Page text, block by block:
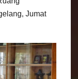
Jumat